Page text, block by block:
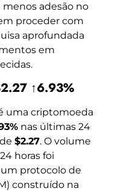
adesão no
proceder com
aprofundada
em
↑6.93%
uma criptomoeda
nas últimas 24
$2.27. O volume
horas foi
protocolo de
construído na